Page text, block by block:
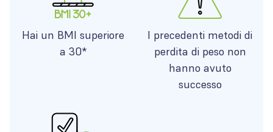
Hai un BMI superiore
a 30*
I precedenti metodi di
perdita di peso non
hanno avuto
successo